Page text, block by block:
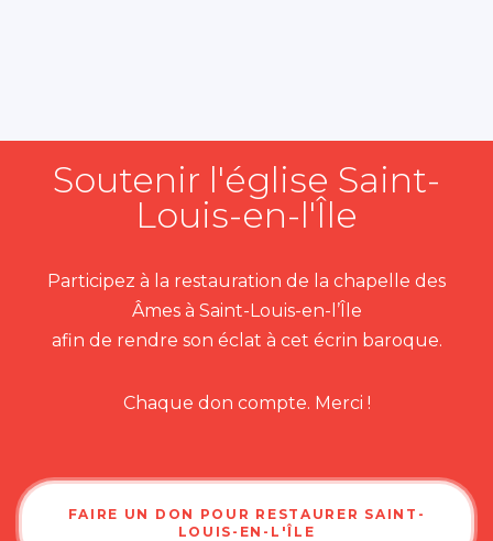
Soutenir l'église Saint-
Louis-en-l'Île
Participez à la restauration de la chapelle des
Âmes à Saint-Louis-en-l’Île
afin de rendre son éclat à cet écrin baroque.
Chaque don compte. Merci !
FAIRE UN DON POUR RESTAURER SAINT-
LOUIS-EN-L'ÎLE